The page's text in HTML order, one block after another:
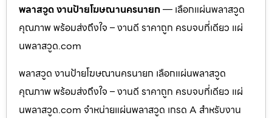
พลาสวูด งานป้ายโฆษณานครนายก— เลือกแผ่นพลาสวูด
คุณภาพ พร้อมส่งถึงใจ – งานดี ราคาถูก ครบจบที่เดียว แผ่
นพลาสวูด.com
พลาสวูด งานป้ายโฆษณานครนายก เลือกแผ่นพลาสวูด
คุณภาพ พร้อมส่งถึงใจ – งานดี ราคาถูก ครบจบที่เดียว แผ่
นพลาสวูด.com จำหน่ายแผ่นพลาสวูด เกรด A สำหรับงาน